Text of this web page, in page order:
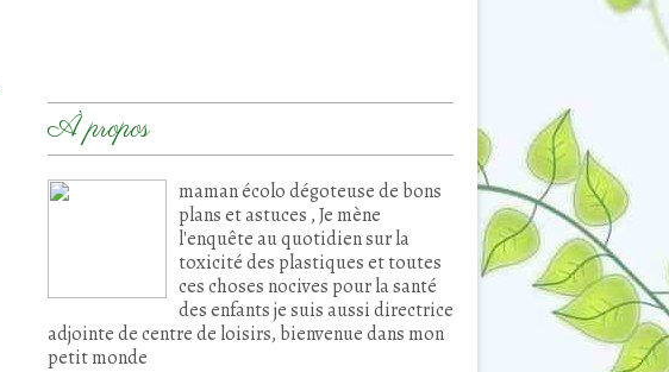
À propos
maman écolo dégoteuse de bons
plans et astuces , Je mène
l'enquête au quotidien sur la
toxicité des plastiques et toutes
ces choses nocives pour la santé
des enfants je suis aussi directrice
adjointe de centre de loisirs, bienvenue dans mon
petit monde